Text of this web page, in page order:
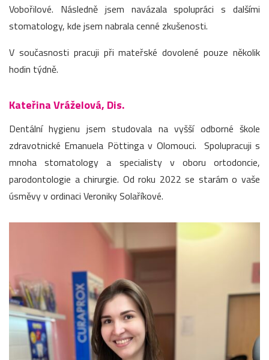
Vobořilové. Následně jsem navázala spolupráci s dalšími
stomatology, kde jsem nabrala cenné zkušenosti.
V současnosti pracuji při mateřské dovolené pouze několik
hodin týdně.
Kateřina Vráželová, Dis.
Dentální hygienu jsem studovala na vyšší odborné škole
zdravotnické Emanuela Pöttinga v Olomouci. Spolupracuji s
mnoha stomatology a specialisty v oboru ortodoncie,
parodontologie a chirurgie. Od roku 2022 se starám o vaše
úsměvy v ordinaci Veroniky Solaříkové.